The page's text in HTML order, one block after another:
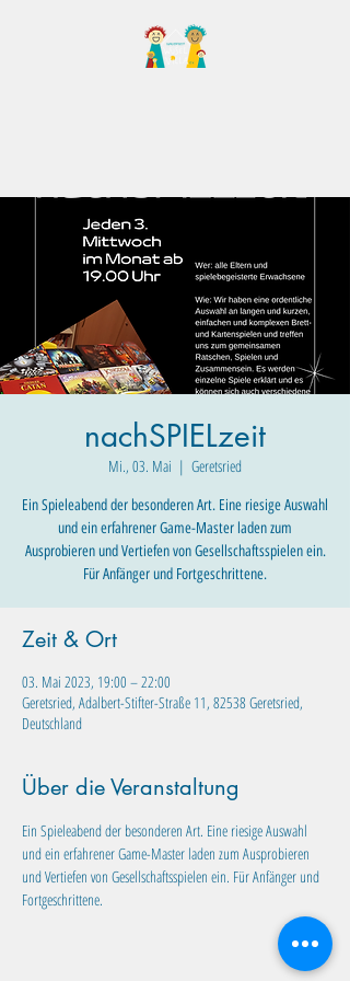
nachSPIELzeit
Mi., 03. Mai
  |
Geretsried
Ein Spieleabend der besonderen Art. Eine riesige Auswahl
und ein erfahrener Game-Master laden zum
Ausprobieren und Vertiefen von Gesellschaftsspielen ein.
Für Anfänger und Fortgeschrittene.
Zeit & Ort
03. Mai 2023, 19:00 – 22:00
Geretsried, Adalbert-Stifter-Straße 11, 82538 Geretsried,
Deutschland
Über die Veranstaltung
Ein Spieleabend der besonderen Art. Eine riesige Auswahl
und ein erfahrener Game-Master laden zum Ausprobieren
und Vertiefen von Gesellschaftsspielen ein. Für Anfänger und
Fortgeschrittene.